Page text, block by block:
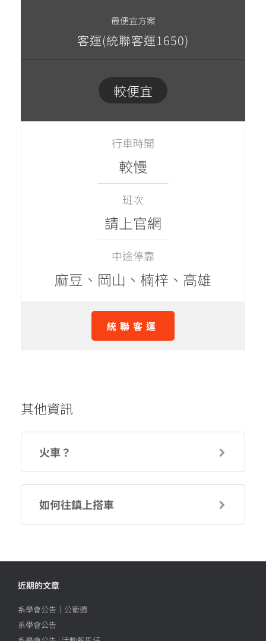
最便宜方案
客運(統聯客運1650)
較便宜
行車時間
較慢
班次
請上官網
中途停靠
麻豆、岡山、楠梓、高雄
統聯客運
其他資訊
火車？
如何往鎮上搭車
近期的文章
系學會公告｜公衛週
系學會公告